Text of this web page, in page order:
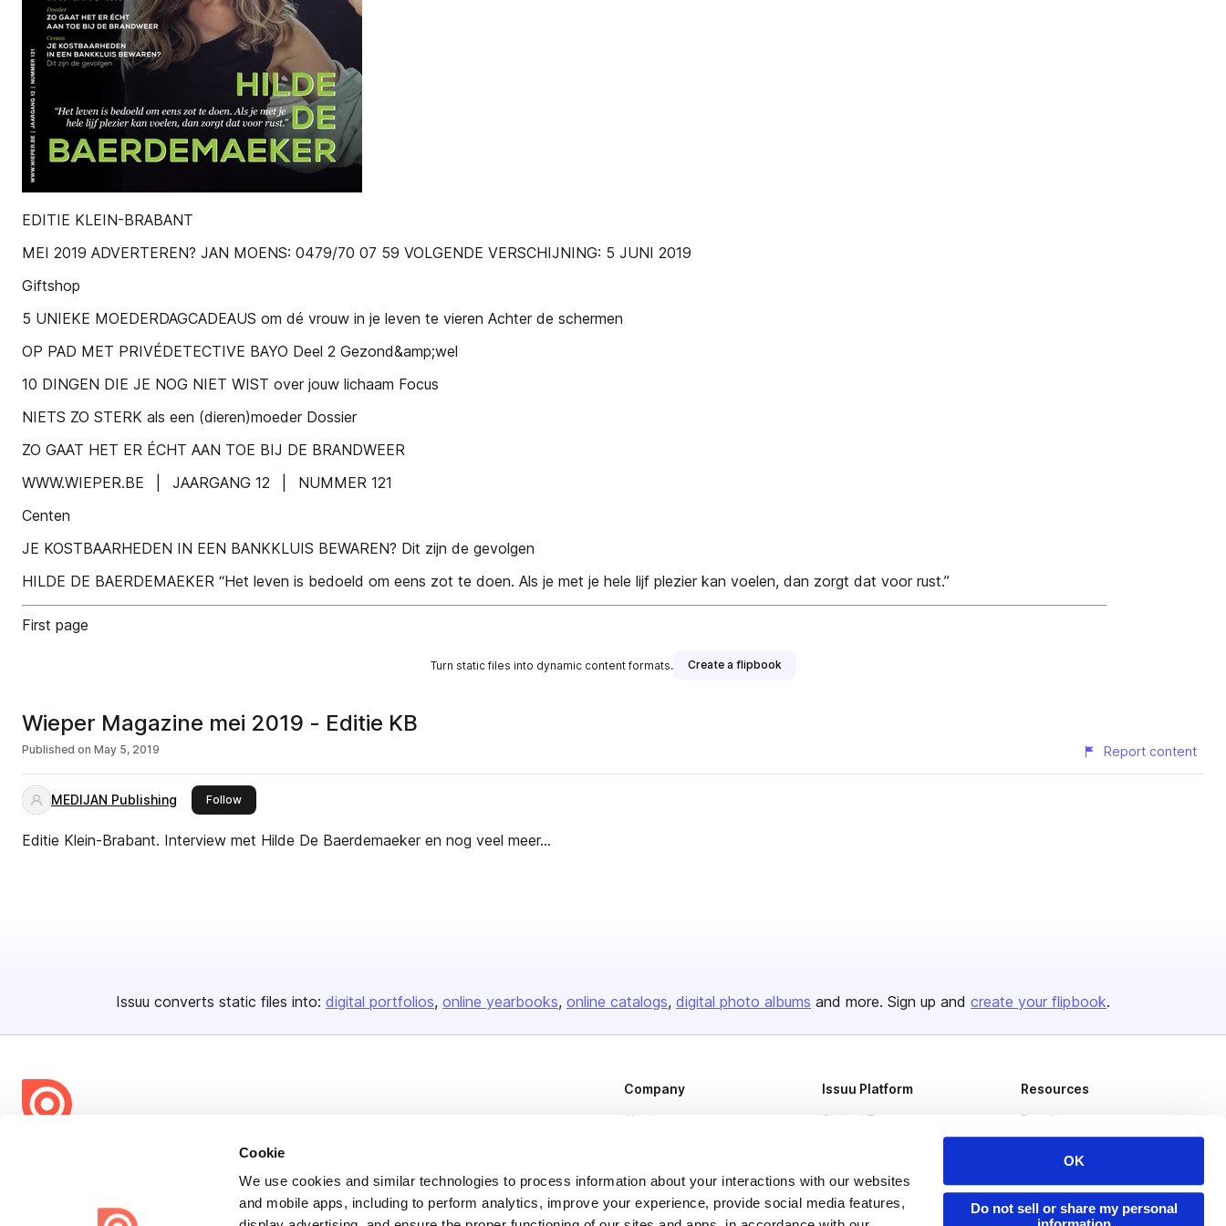
Cookie
We use cookies and similar technologies to process information about your interactions with our websites
and mobile apps, including to perform analytics, improve your experience, provide social media features,
OK
Do not sell or share my personal
EDITIE KLEIN-BRABANT
MEI 2019 ADVERTEREN? JAN MOENS: 0479/70 07 59 VOLGENDE VERSCHIJNING: 5 JUNI 2019
Giftshop
5 UNIEKE MOEDERDAGCADEAUS om dé vrouw in je leven te vieren Achter de schermen
OP PAD MET PRIVÉDETECTIVE BAYO Deel 2 Gezond&amp;wel
10 DINGEN DIE JE NOG NIET WIST over jouw lichaam Focus
NIETS ZO STERK als een (dieren)moeder Dossier
ZO GAAT HET ER ÉCHT AAN TOE BIJ DE BRANDWEER
WWW.WIEPER.BE | JAARGANG 12 | NUMMER 121
Centen
JE KOSTBAARHEDEN IN EEN BANKKLUIS BEWAREN? Dit zijn de gevolgen
HILDE DE BAERDEMAEKER “Het leven is bedoeld om eens zot te doen. Als je met je hele lijf plezier kan voelen, dan zorgt dat voor rust.”
First page
Turn static files into dynamic content formats. Create a flipbook
Wieper Magazine mei 2019 - Editie KB
Published on May 5, 2019 Report content
MEDIJAN Publishing Followthis publisher
Editie Klein-Brabant. Interview met Hilde De Baerdemaeker en nog veel meer...
Issuu converts static files into: digital portfolios online yearbooks online catalogs digital photo albums and more. Sign up and create your flipbook.
share everywhere.
Issuu turns PDFs and other files into interactive flipbooks and
Company
About us
Plans & Pricing
Press
Issuu Platform
Content Types
Flipbook
Industries
Resources
Developers